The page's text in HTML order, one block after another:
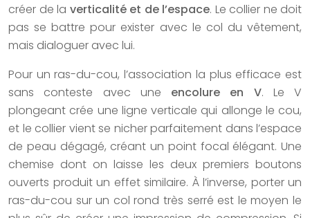
créer de la verticalité et de l’espace. Le collier ne doit
pas se battre pour exister avec le col du vêtement,
mais dialoguer avec lui.
Pour un ras-du-cou, l’association la plus efficace est
sans conteste avec une encolure en V. Le V
plongeant crée une ligne verticale qui allonge le cou,
et le collier vient se nicher parfaitement dans l’espace
de peau dégagé, créant un point focal élégant. Une
chemise dont on laisse les deux premiers boutons
ouverts produit un effet similaire. À l’inverse, porter un
ras-du-cou sur un col rond très serré est le moyen le